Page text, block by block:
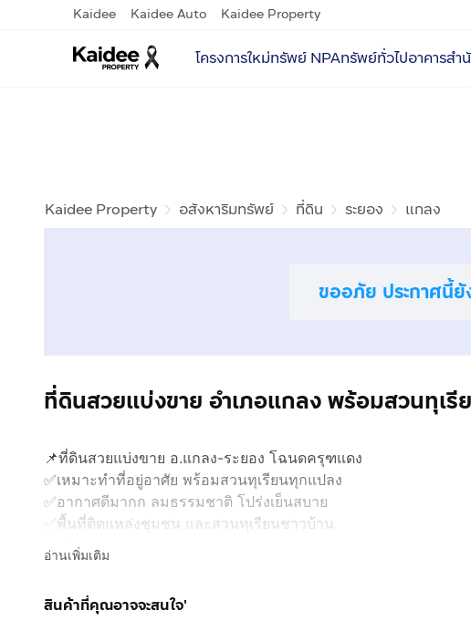
Kaidee Kaidee Auto Kaidee Property
โครงการใหม่ทรัพย์ NPAทรัพย์ทั่วไปอาคารสำ
Kaidee Property อสังหาริมทรัพย์ ที่ดิน ระยอง แกลง
ขออภัย ประกาศนี้ยั
ที่ดินสวยแบ่งขาย อำเภอแกลง พร้อมสวนทุเรี
📌ที่ดินสวยแบ่งขาย อ.แกลง-ระยอง โฉนดครุฑแดง
✅เหมาะทำที่อยู่อาศัย พร้อมสวนทุเรียนทุกแปลง
✅อากาศดีมากก ลมธรรมชาติ โปร่งเย็นสบาย
✅พื้นที่ติดแหล่งชุมชน และสวนทุเรียนชาวบ้าน
✅ที่สวยติดถนนหลัก มาบใหญ่-วังจันทร์
✅ ที่จัดสรรแบ่ง 6 แปลง (ตามรูป) แบ่งโฉนดแยกแต่ละแปลงแล้ว
อ่านเพิ่มเติม
สินค้าที่คุณอาจจะสนใจ'